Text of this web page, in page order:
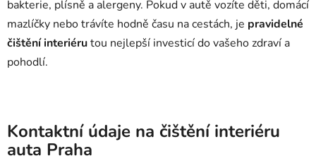
bakterie, plísně a alergeny. Pokud v autě vozíte děti, domácí
mazlíčky nebo trávíte hodně času na cestách, je pravidelné
čištění interiérutou nejlepší investicí do vašeho zdraví a
pohodlí.
Kontaktní údaje na čištění interiéru
auta Praha